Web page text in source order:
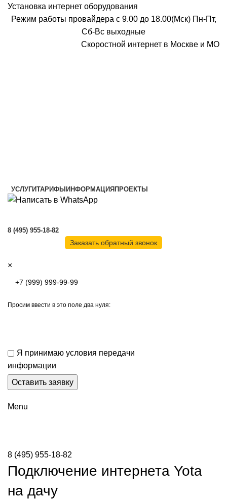
Установка интернет оборудования
Режим работы провайдера с 9.00 до 18.00(Мск) Пн-Пт,
Сб-Вс выходные
Скоростной интернет в Москве и МО
УСЛУГИТАРИФЫИНФОРМАЦИЯПРОЕКТЫ
8 (495) 955-18-82
Заказать обратный звонок
×
Просим ввести в это поле два нуля:
Я принимаю условия передачи
информации
Menu
8 (495) 955-18-82
Подключение интернета Yota
на дачу